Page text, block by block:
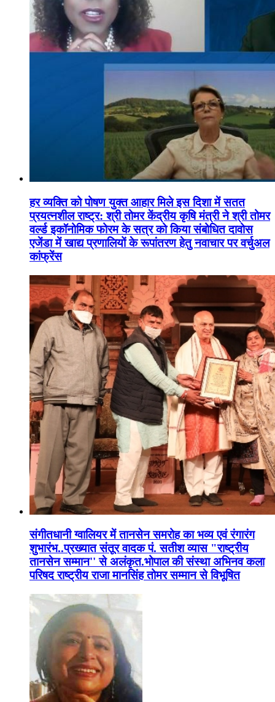
हर व्यक्ति को पोषण युक्त आहार मिले इस दिशा में सतत
प्रयत्नशील राष्ट्र: श्री तोमर केंद्रीय कृषि मंत्री ने श्री तोमर
वर्ल्ड इकॉनोमिक फोरम के सत्र को किया संबोधित दावोस
एजेंडा में खाद्य प्रणालियों के रूपांतरण हेतु नवाचार पर वर्चुअल
कांफ्रेंस
संगीतधानी ग्वालियर में तानसेन समरोह का भव्य एवं रंगारंग
शुभारंभ..प्रख्यात संतूर वादक पं. सतीश व्यास "राष्ट्रीय
तानसेन सम्मान'' से अलंकृत.भोपाल की संस्था अभिनव कला
परिषद राष्ट्रीय राजा मानसिंह तोमर सम्मान से विभूषित